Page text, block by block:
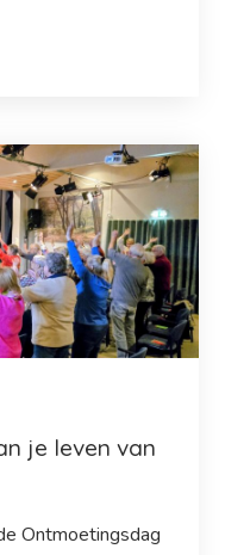
je leven van
Ontmoetingsdag